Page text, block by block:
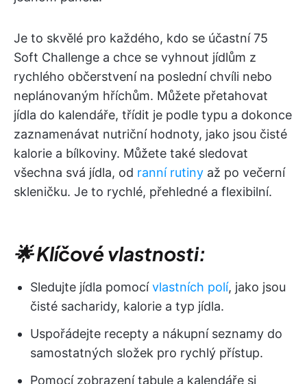
Je to skvělé pro každého, kdo se účastní 75
Soft Challenge a chce se vyhnout jídlům z
rychlého občerstvení na poslední chvíli nebo
neplánovaným hříchům. Můžete přetahovat
jídla do kalendáře, třídit je podle typu a dokonce
zaznamenávat nutriční hodnoty, jako jsou čisté
kalorie a bílkoviny. Můžete také sledovat
všechna svá jídla, od ranní rutiny až po večerní
skleničku. Je to rychlé, přehledné a flexibilní.
🌟 Klíčové vlastnosti:
Sledujte jídla pomocívlastních polí, jako jsou
čisté sacharidy, kalorie a typ jídla.
Uspořádejte recepty a nákupní seznamy do
samostatných složek pro rychlý přístup.
Pomocí zobrazení tabule a kalendáře si